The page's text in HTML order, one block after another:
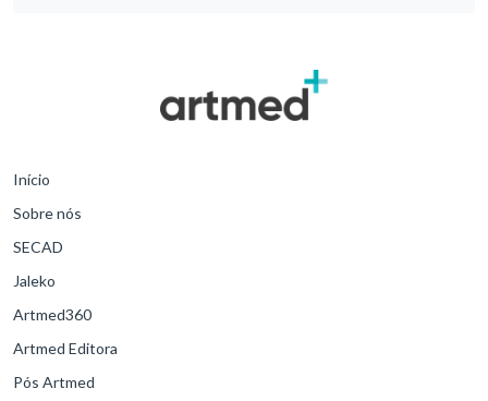
Início
Sobre nós
SECAD
Jaleko
Artmed360
Artmed Editora
Pós Artmed